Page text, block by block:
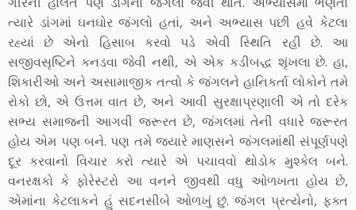
ત્યારે ડાંગમાં ઘનઘોર જંગલો હતાં, અને અભ્યાસ પછી હવે કેટલા
રહ્યાં છે એનો હિસાબ કરવો પડે એવી સ્થિતિ રહી છે. આ
સજીવસૃષ્ટિને કનડવા જેવી નથી, એ એક કડીબદ્ધ શૃંખલા છે. હા,
શિકારીઓ અને અસામાજીક તત્વો કે જંગલને હાનિકર્તા લોકોને તમે
રોકો છો, એ ઉત્તમ વાત છે, અને આવી સુરક્ષાપ્રણાલી એ તો દરેક
સભ્ય સમાજની આગવી જરૂરત છે, જંગલમાં તેની વધારે જરૂરત
હોય એમ પણ બને. પણ તમે જ્યારે માણસને જંગલમાંથી સંપૂર્ણપણે
દૂર કરવાનો વિચાર કરો ત્યારે એ પચાવવો થોડોક મુશ્કેલ બને.
વનરક્ષકો કે ફોરેસ્ટરો આ વનને જીવથી વધુ ઓળખતા હોય છે,
એમાંના કેટલાકને હું સદનસીબે ઓળખું છું. જંગલ પ્રત્યેનો, ફક્ત